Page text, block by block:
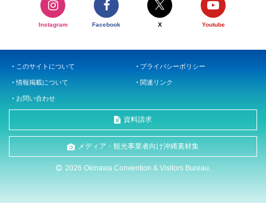
Instagram Facebook X Youtube
このサイトについて プライバシーポリシー
情報掲載について 関連リンク
お問い合わせ
資料請求
メディア・観光事業者向け沖縄素材集
2026 Okinawa Convention & Visitors Bureau.